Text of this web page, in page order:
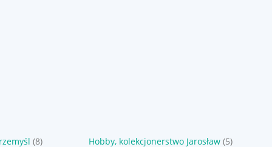
(8) Hobby, kolekcjonerstwo Jarosław (5)